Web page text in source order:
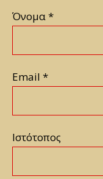
Όνομα*
Email *
Ιστότοπος